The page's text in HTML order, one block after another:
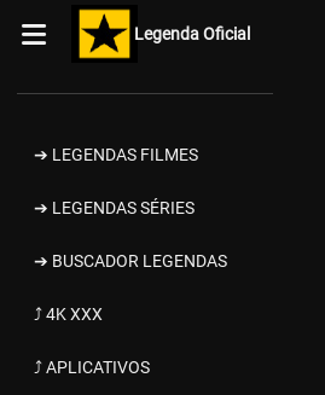
Legenda Oficial
➔ LEGENDAS FILMES
➔ LEGENDAS SÉRIES
➔ BUSCADOR LEGENDAS
⤴ 4K XXX
⤴ APLICATIVOS